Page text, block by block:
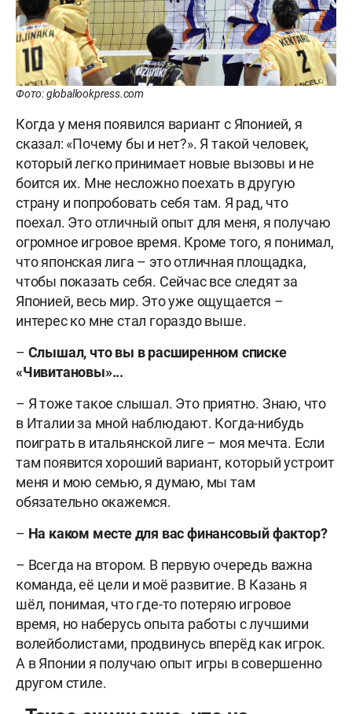
Фото: globallookpress.com
Когда у меня появился вариант с Японией, я
сказал: «Почему бы и нет?». Я такой человек,
который легко принимает новые вызовы и не
боится их. Мне несложно поехать в другую
страну и попробовать себя там. Я рад, что
поехал. Это отличный опыт для меня, я получаю
огромное игровое время. Кроме того, я понимал,
что японская лига – это отличная площадка,
чтобы показать себя. Сейчас все следят за
Японией, весь мир. Это уже ощущается –
интерес ко мне стал гораздо выше.
– Слышал, что вы в расширенном списке
«Чивитановы»...
– Я тоже такое слышал. Это приятно. Знаю, что
в Италии за мной наблюдают. Когда-нибудь
поиграть в итальянской лиге – моя мечта. Если
там появится хороший вариант, который устроит
меня и мою семью, я думаю, мы там
обязательно окажемся.
– На каком месте для вас финансовый фактор?
– Всегда на втором. В первую очередь важна
команда, её цели и моё развитие. В Казань я
шёл, понимая, что где-то потеряю игровое
время, но наберусь опыта работы с лучшими
волейболистами, продвинусь вперёд как игрок.
А в Японии я получаю опыт игры в совершенно
другом стиле.